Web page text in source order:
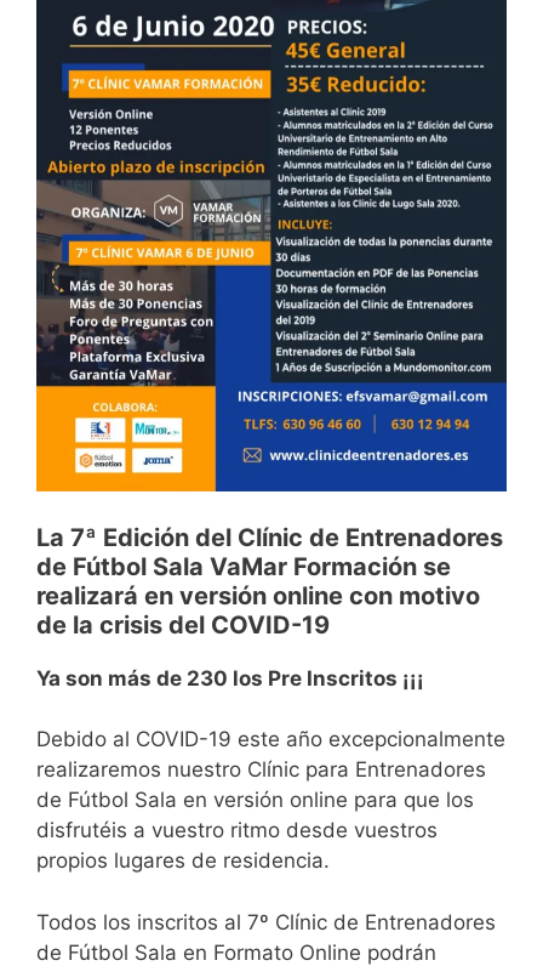
La 7ª Edición del Clínic de Entrenadores
de Fútbol Sala VaMar Formación se
realizará en versión online con motivo
de la crisis del COVID-19
Ya son más de 230 los Pre Inscritos ¡¡¡
Debido al COVID-19 este año excepcionalmente
realizaremos nuestro Clínic para Entrenadores
de Fútbol Sala en versión online para que los
disfrutéis a vuestro ritmo desde vuestros
propios lugares de residencia.
Todos los inscritos al 7º Clínic de Entrenadores
de Fútbol Sala en Formato Online podrán